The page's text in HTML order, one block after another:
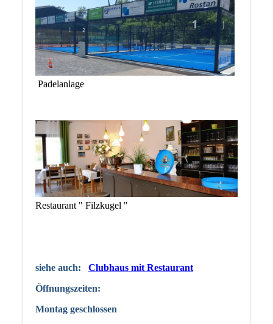
Padelanlage
Restaurant " Filzkugel "
siehe auch: Clubhaus mit Restaurant
Öffnungszeiten:
Montag geschlossen